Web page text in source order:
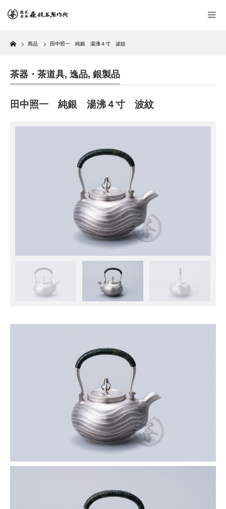
Home
商品 田中照一 純銀 湯沸４寸 波紋
茶器・茶道具, 逸品, 銀製品
田中照一 純銀 湯沸４寸 波紋